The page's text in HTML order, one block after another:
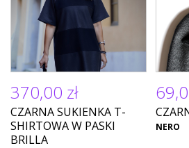
370,00 zł
CZARNA SUKIENKA T-
SHIRTOWA W PASKI
BRILLA
NERO